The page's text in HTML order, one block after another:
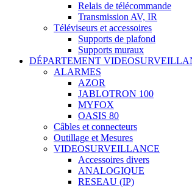
Relais de télécommande
Transmission AV, IR
Téléviseurs et accessoires
Supports de plafond
Supports muraux
DÉPARTEMENT
ALARMES
AZOR
JABLOTRON 100
MYFOX
OASIS 80
Câbles et connecteurs
Outillage et Mesures
VIDEOSURVEILLANCE
Accessoires divers
ANALOGIQUE
RESEAU (IP)